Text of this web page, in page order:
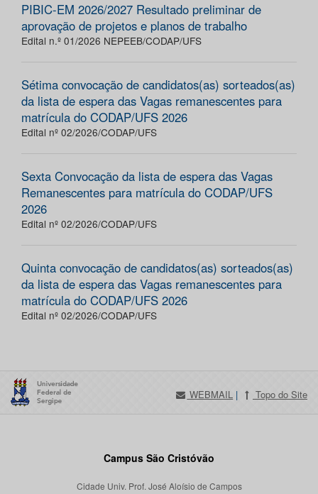
PIBIC-EM 2026/2027 Resultado preliminar de
aprovação de projetos e planos de trabalho
Edital n.º 01/2026 NEPEEB/CODAP/UFS
Sétima convocação de candidatos(as) sorteados(as)
da lista de espera das Vagas remanescentes para
matrícula do CODAP/UFS 2026
Edital nº 02/2026/CODAP/UFS
Sexta Convocação da lista de espera das Vagas
Remanescentes para matrícula do CODAP/UFS
2026
Edital nº 02/2026/CODAP/UFS
Quinta convocação de candidatos(as) sorteados(as)
da lista de espera das Vagas remanescentes para
matrícula do CODAP/UFS 2026
Edital nº 02/2026/CODAP/UFS
WEBMAIL | Topo do Site
Campus São Cristóvão
Cidade Univ. Prof. José Aloísio de Campos